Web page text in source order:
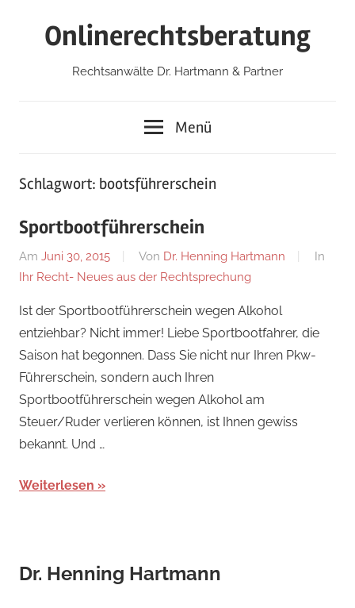
Onlinerechtsberatung
Rechtsanwälte Dr. Hartmann & Partner
Menü
Schlagwort: bootsführerschein
Sportbootführerschein
Am Juni 30, 2015 Von Dr. Henning Hartmann
In
Ihr Recht- Neues aus der Rechtsprechung
Ist der Sportbootführerschein wegen Alkohol
entziehbar? Nicht immer! Liebe Sportbootfahrer, die
Saison hat begonnen. Dass Sie nicht nur Ihren Pkw-
Führerschein, sondern auch Ihren
Sportbootführerschein wegen Alkohol am
Steuer/Ruder verlieren können, ist Ihnen gewiss
bekannt. Und …
Weiterlesen
Dr. Henning Hartmann